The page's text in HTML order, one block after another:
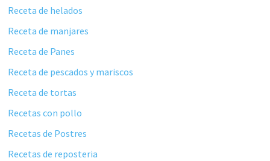
Receta de helados
Receta de manjares
Receta de Panes
Receta de pescados y mariscos
Receta de tortas
Recetas con pollo
Recetas de Postres
Recetas de reposteria